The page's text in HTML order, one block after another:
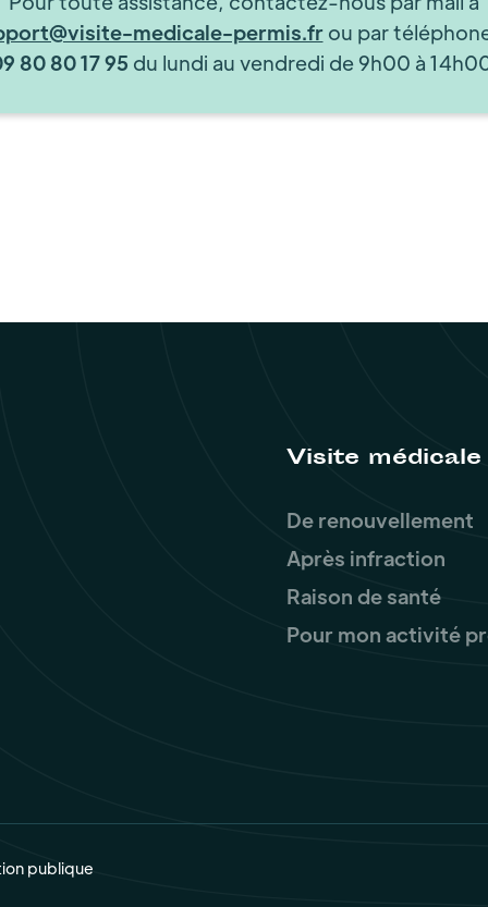
medicale-permis.frou par
80 80 17 95 du lundi au vendredi de 9h00 à
Visite médicale
De renouvellement
Après infraction
Raison de santé
Pour mon activité
publique